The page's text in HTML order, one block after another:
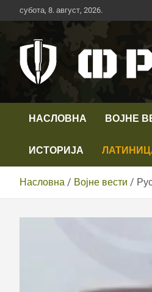
Скип
то
субота, 8. август, 2026.
НАСЛОВНА ВОЈНЕ
ИСТОРИЈА
Насловна Војне вести